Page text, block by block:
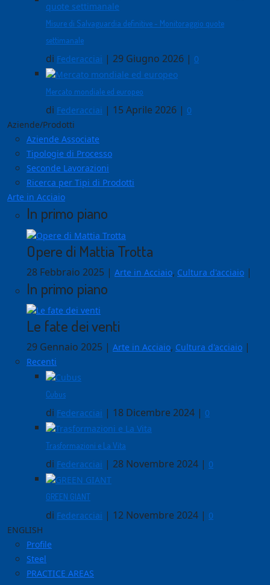
Misure di Salvaguardia definitive - Monitoraggio quote
settimanale
di Federacciai | 29 Giugno 2026 | 0
Mercato mondiale ed europeo
di Federacciai | 15 Aprile 2026 | 0
Aziende/Prodotti
Aziende Associate
Tipologie di Processo
Seconde Lavorazioni
Ricerca per Tipi di Prodotti
Arte in Acciaio
In primo piano
Opere di Mattia Trotta
28 Febbraio 2025 | Arte in Acciaio, Cultura d'acciaio |
In primo piano
Le fate dei venti
29 Gennaio 2025 | Arte in Acciaio, Cultura d'acciaio |
Recenti
Cubus
di Federacciai | 18 Dicembre 2024 | 0
Trasformazioni e La Vita
di Federacciai | 28 Novembre 2024 | 0
GREEN GIANT
di Federacciai | 12 Novembre 2024 | 0
ENGLISH
Profile
Steel
PRACTICE AREAS